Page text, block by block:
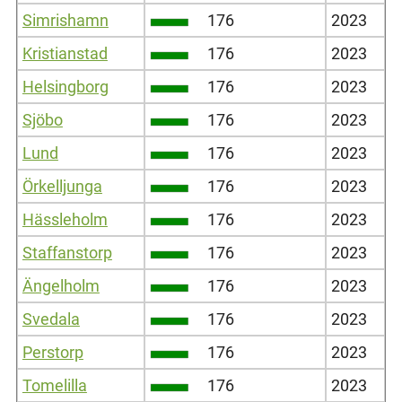
Simrishamn 176
2023
Kristianstad
176
2023
Helsingborg
176
2023
Sjöbo
176
2023
Lund
176
2023
Örkelljunga
176
2023
Hässleholm
176
2023
Staffanstorp
176
2023
Ängelholm
176
2023
Svedala
176
2023
Perstorp
176
2023
Tomelilla
176
2023